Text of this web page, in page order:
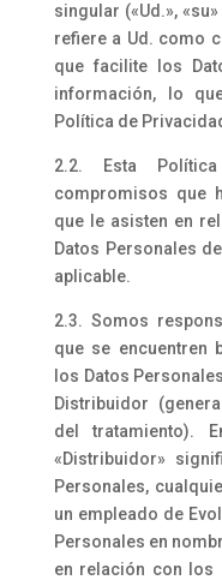
singular («Ud.»,
refiere a Ud. como
que facilite los
información, lo
Política de
2.2. Esta
compromisos que
que le asisten en
Datos Personales
aplicable.
2.3. Somos
que se encuentren
los Datos
Distribuidor
del tratamiento).
«Distribuidor»
Personales,
un empleado de
Personales en
en relación con los